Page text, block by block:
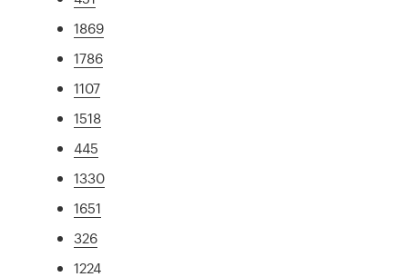
1869
1786
1107
1518
445
1330
1651
326
1224